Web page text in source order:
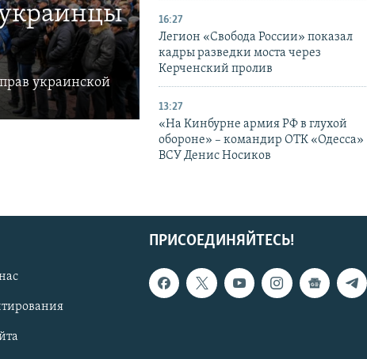
украинской
16:27
Легион «Свобода России» показал
кадры разведки моста через
Керченский пролив
13:27
«На Кинбурне армия РФ в глухой
обороне» – командир ОТК «Одесса»
ВСУ Денис Носиков
ПРИСОЕДИНЯЙТЕСЬ!